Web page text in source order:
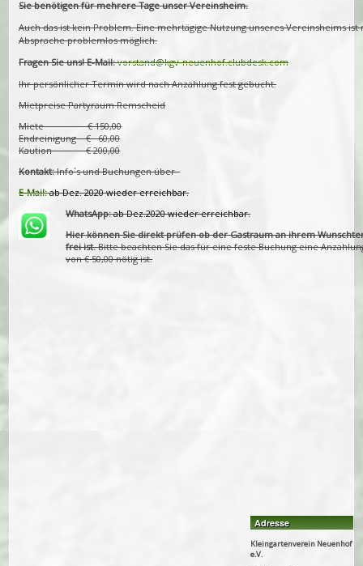
Sie benötigen für mehrere Tage unser Vereinsheim.
Auch das ist kein Problem. Eine mehrtägige Nutzung unseres Vereinsheims ist
Absprache problemlos möglich.
Fragen Sie uns! E-Mail:vorstand@kgv-neuenhof.clubdesk.com
Ihr persönlicher Termin wird nach Anzahlung fest gebucht.
Mietpreise Partyraum Remscheid
Miete € 150,00
Endreinigung € 60,00
Kaution € 200,00
Kontakt:Info´s und Buchungen über
E-Mail: ab Dez. 2020 wieder erreichbar.
WhatsApp:ab Dez.2020 wieder erreichbar.
Hier können Sie direkt prüfen ob der Gastraum an ihrem
frei ist.Bitte beachten Sie das für eine feste Buchung eine
von € 50,00 nötig ist.
Adresse
Kleingartenverein Neuenhof
e.V.